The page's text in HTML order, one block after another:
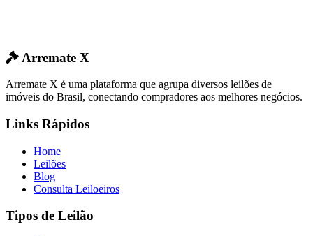
Arremate X
Arremate X é uma plataforma que agrupa diversos leilões de
imóveis do Brasil, conectando compradores aos melhores negócios.
Links Rápidos
Home
Leilões
Blog
Consulta Leiloeiros
Tipos de Leilão